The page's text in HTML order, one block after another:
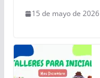
15 de mayo de 2026